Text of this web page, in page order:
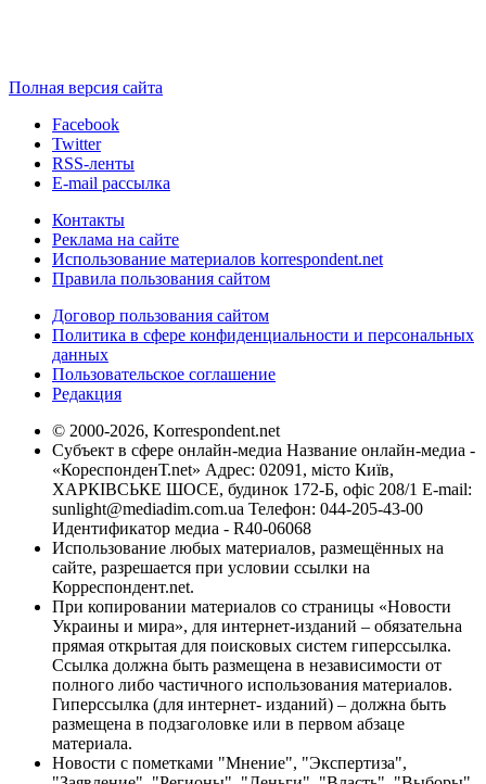
Полная версия сайта
Facebook
Twitter
RSS-ленты
E-mail рассылка
Контакты
Реклама на сайте
Использование материалов korrespondent.net
Правила пользования сайтом
Договор пользования сайтом
Политика в сфере конфиденциальности и персональных
данных
Пользовательское соглашение
Редакция
© 2000-2026, Korrespondent.net
Субъект в сфере онлайн-медиа Название онлайн-медиа -
«КореспонденТ.net» Адрес: 02091, місто Київ,
ХАРКІВСЬКЕ ШОСЕ, будинок 172-Б, офіс 208/1 E-mail:
sunlight@mediadim.com.ua Телефон: 044-205-43-00
Идентификатор медиа - R40-06068
Использование любых материалов, размещённых на
сайте, разрешается при условии ссылки на
Корреспондент.net.
При копировании материалов со страницы «Новости
Украины и мира», для интернет-изданий – обязательна
прямая открытая для поисковых систем гиперссылка.
Ссылка должна быть размещена в независимости от
полного либо частичного использования материалов.
Гиперссылка (для интернет- изданий) – должна быть
размещена в подзаголовке или в первом абзаце
материала.
Новости с пометками "Мнение", "Экспертиза",